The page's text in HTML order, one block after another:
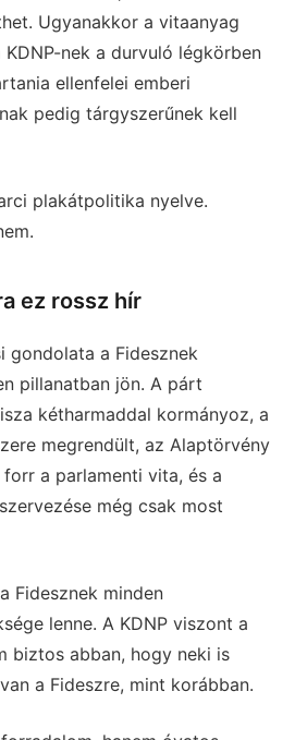
Ugyanakkor a vitaanyag
nek a durvuló légkörben
ellenfelei emberi
pedig tárgyszerűnek kell
plakátpolitika nyelve.
ez rossz hír
gondolata a Fidesznek
pillanatban jön. A párt
kétharmaddal kormányoz, a
megrendült, az Alaptörvény
forr a parlamenti vita, és a
még csak most
Fidesznek minden
lenne. A KDNP viszont a
biztos abban, hogy neki is
a Fideszre, mint korábban.